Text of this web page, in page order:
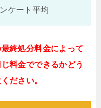
ケート平均
終処分料金によって
料金でできるかどう
ださい。